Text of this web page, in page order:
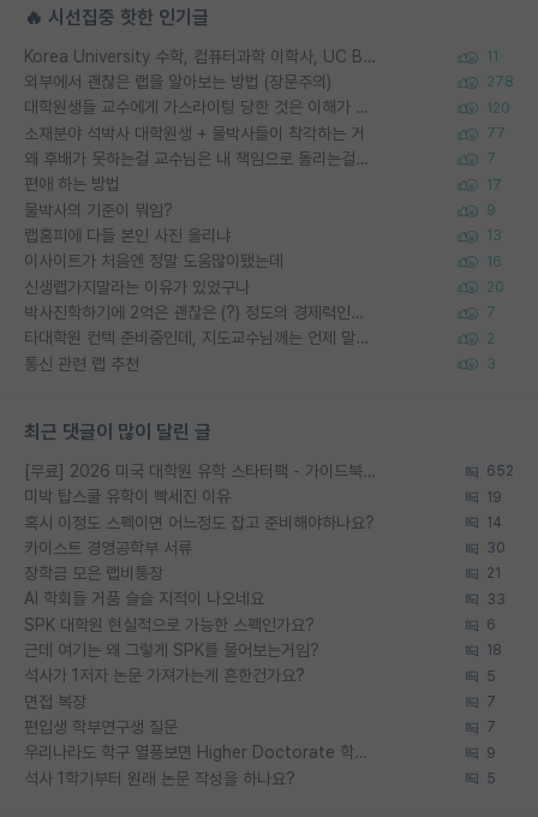
🔥 시선집중 핫한 인기글
Korea University 수학, 컴퓨터과학 이학사, UC Berkeley 산업공학 대학원 공학박사가 되는 것은 쉽지 않겠죠? 11
외부에서 괜찮은 랩을 알아보는 방법 (장문주의) 278
대학원생들 교수에게 가스라이팅 당한 것은 이해가 갑니다. 안타깝네요. 120
소재분야 석박사 대학원생 + 물박사들이 착각하는 거 77
왜 후배가 못하는걸 교수님은 내 책임으로 돌리는걸까요? 7
편애 하는 방법 17
물박사의 기준이 뭐임? 9
랩홈피에 다들 본인 사진 올리냐 13
이사이트가 처음엔 정말 도움많이됐는데 16
신생랩가지말라는 이유가 있었구나 20
박사진학하기에 2억은 괜찮은 (?) 정도의 경제력인가요 7
타대학원 컨텍 준비중인데, 지도교수님께는 언제 말씀드려야 할까요? 2
통신 관련 랩 추천 3
최근 댓글이 많이 달린 글
[무료] 2026 미국 대학원 유학 스타터팩 - 가이드북 & 합격자 컨택메일 템플릿 652
미박 탑스쿨 유학이 빡세진 이유 19
혹시 이정도 스펙이면 어느정도 잡고 준비해야하나요? 14
카이스트 경영공학부 서류 30
장학금 모은 랩비통장 21
AI 학회들 거품 슬슬 지적이 나오네요 33
SPK 대학원 현실적으로 가능한 스펙인가요? 6
근데 여기는 왜 그렇게 SPK를 물어보는거임? 18
석사가 1저자 논문 가져가는게 흔한건가요? 5
면접 복장 7
편입생 학부연구생 질문 7
우리나라도 학구 열풍보면 Higher Doctorate 학위가 필요하다고 봅니다. 9
석사 1학기부터 원래 논문 작성을 하나요? 5